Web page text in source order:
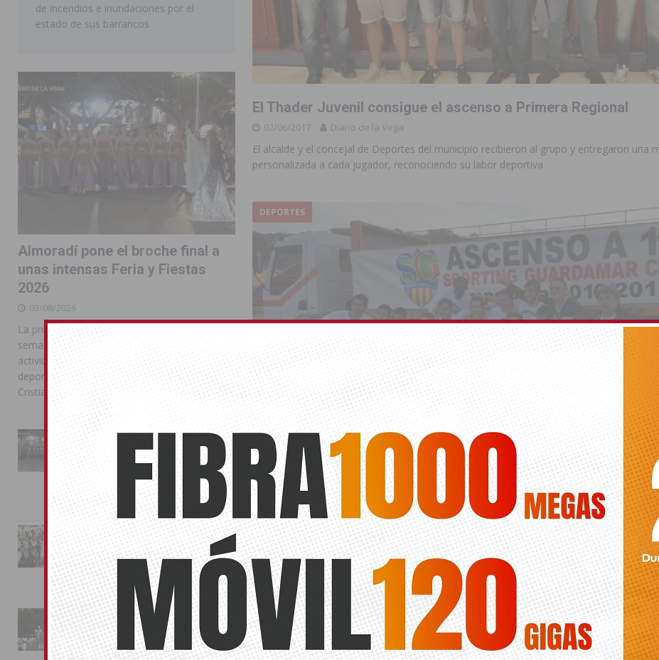
El Thader Juvenil consigue el ascenso a Primera Regional
02/06/2017 Diario de la Vega
El alcalde y el concejal de Deportes del municipio recibieron al grupo y entregaron una
personalizada a cada jugador, reconociendo su labor deportiva
DEPORTES
El Sporting Guardamar asciende a Primera Regional
02/05/2017 Santiago Vilella Huertas
El conjunto guardamarenco termina la temporada como campeón de liga en el grupo
Segunda Regional y como equipo menos goleado
SIN CATEGORÍA
de incendios e inundaciones por el
estado de sus barrancos
Almoradí pone el broche final a
unas intensas Feria y Fiestas
2026
03/08/2026
La programación reunió durante más de una
semana actos institucionales, conciertos,
actividades familiares, competiciones
deportivas y las celebraciones de Moros y
Cristianos
La Entrada Cristiana llena de
esplendor las calles de
Almoradí en una multitudinaria
jornada festera
02/08/2026
La magia de la Entrada Mora
conquista las calles de
Almoradí
01/08/2026
La fiesta se adueña de
Almoradí con la presentación
de los cargos festeros y la
toma del castillo